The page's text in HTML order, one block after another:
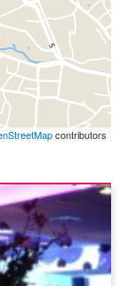
contributors